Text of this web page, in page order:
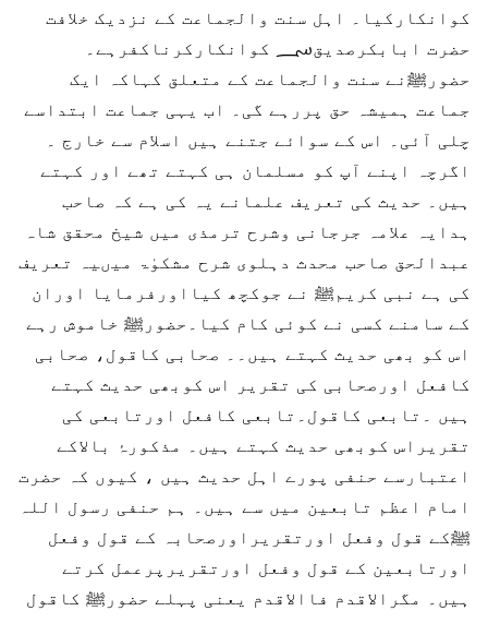
کوانکارکیا۔ اہل سنت والجماعت کے نزدیک خلافت
حضرت ابابکرصدیق؄ کوانکارکرناکفرہے۔
حضورﷺنے سنت والجماعت کے متعلق کہاکہ ایک
جماعت ہمیشہ حق پررہے گی۔ اب یہی جماعت ابتداسے
چلی آئی۔ اس کے سوائے جتنے ہیں اسلام سے خارج ۔
اگرچہ اپنے آپ کو مسلمان ہی کہتے تھے اور کہتے
ہیں۔ حدیث کی تعریف علمانے یہ کی ہے کہ صاحب
ہدایہ علامہ جرجانی وشرح ترمذی میں شیخ محقق شاہ
عبدالحق صاحب محدث دہلوی شرح مشکوٰۃ میںیہ تعریف
کی ہے نبی کریمﷺ نے جوکچھ کیااورفرمایا اوران
کے سامنے کسی نے کوئی کام کیا۔حضورﷺ خاموش رہے
اس کو بھی حدیث کہتے ہیں۔۔ صحابی کاقول، صحابی
کافعل اورصحابی کی تقریر اس کوبھی حدیث کہتے
ہیں ۔تابعی کاقول۔تابعی کافعل اورتابعی کی
تقریراس کوبھی حدیث کہتے ہیں۔ مذکورۂ بالاکے
اعتبارسے حنفی پورے اہل حدیث ہیں ، کیوں کہ حضرت
امام اعظم تابعین میں سے ہیں۔ ہم حنفی رسول اللہ
ﷺکے قول وفعل اورتقریراورصحابہ کے قول وفعل
اورتابعین کے قول وفعل اورتقریرپرعمل کرتے
ہیں۔ مگرالاقدم فاالاقدم یعنی پہلے حضورﷺ کاقول